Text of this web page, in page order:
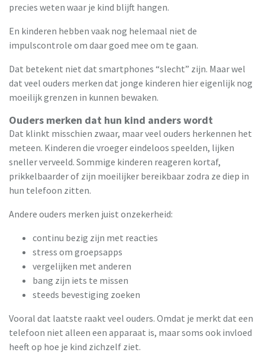
precies weten waar je kind blijft hangen.
En kinderen hebben vaak nog helemaal niet de
impulscontrole om daar goed mee om te gaan.
Dat betekent niet dat smartphones “slecht” zijn. Maar wel
dat veel ouders merken dat jonge kinderen hier eigenlijk nog
moeilijk grenzen in kunnen bewaken.
Ouders merken dat hun kind anders wordt
Dat klinkt misschien zwaar, maar veel ouders herkennen het
meteen. Kinderen die vroeger eindeloos speelden, lijken
sneller verveeld. Sommige kinderen reageren kortaf,
prikkelbaarder of zijn moeilijker bereikbaar zodra ze diep in
hun telefoon zitten.
Andere ouders merken juist onzekerheid:
continu bezig zijn met reacties
stress om groepsapps
vergelijken met anderen
bang zijn iets te missen
steeds bevestiging zoeken
Vooral dat laatste raakt veel ouders. Omdat je merkt dat een
telefoon niet alleen een apparaat is, maar soms ook invloed
heeft op hoe je kind zichzelf ziet.